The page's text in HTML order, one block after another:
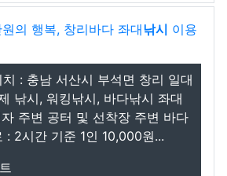
의 행복, 창리바다 좌대낚시 이용
: 충남 서산시 부석면 창리 일대
낚시, 워킹낚시, 바다낚시 좌대
주변 공터 및 선착장 주변 바다
: 2시간 기준 1인 10,000원...